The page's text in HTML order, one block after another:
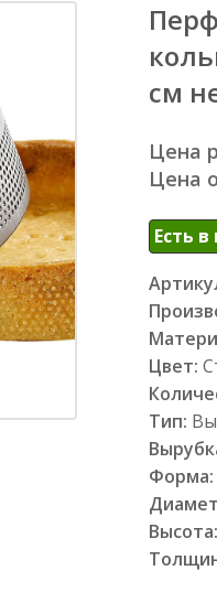
см
Цена
Цена
Есть
Цвет:
Тип:
Форма:
Высота: